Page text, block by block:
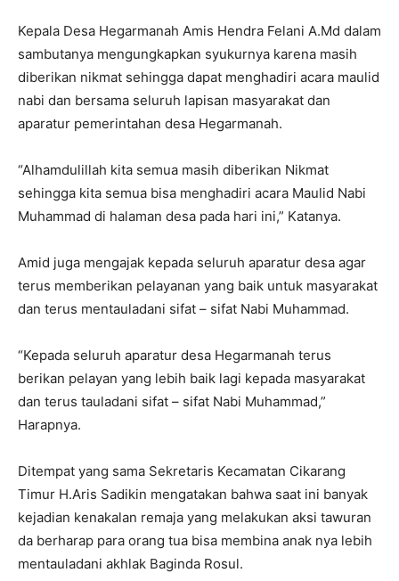
Kepala Desa Hegarmanah Amis Hendra Felani A.Md dalam
sambutanya mengungkapkan syukurnya karena masih
diberikan nikmat sehingga dapat menghadiri acara maulid
nabi dan bersama seluruh lapisan masyarakat dan
aparatur pemerintahan desa Hegarmanah.
“Alhamdulillah kita semua masih diberikan Nikmat
sehingga kita semua bisa menghadiri acara Maulid Nabi
Muhammad di halaman desa pada hari ini,” Katanya.
Amid juga mengajak kepada seluruh aparatur desa agar
terus memberikan pelayanan yang baik untuk masyarakat
dan terus mentauladani sifat – sifat Nabi Muhammad.
“Kepada seluruh aparatur desa Hegarmanah terus
berikan pelayan yang lebih baik lagi kepada masyarakat
dan terus tauladani sifat – sifat Nabi Muhammad,”
Harapnya.
Ditempat yang sama Sekretaris Kecamatan Cikarang
Timur H.Aris Sadikin mengatakan bahwa saat ini banyak
kejadian kenakalan remaja yang melakukan aksi tawuran
da berharap para orang tua bisa membina anak nya lebih
mentauladani akhlak Baginda Rosul.